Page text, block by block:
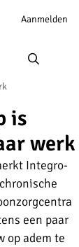
Account
Aanmelden
is
werk
Integro-
een paar
op adem te